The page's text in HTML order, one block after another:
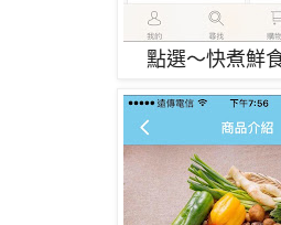
點選～快煮鮮